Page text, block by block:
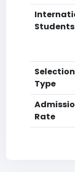
Students
Selection
Type
Rate